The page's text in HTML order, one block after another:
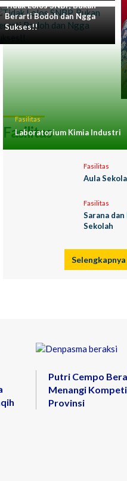
Tidak Lolos SNBP, Bukan
Berarti Bodoh dan Ngga
Sukses!!
Fasilitas
Fasilitas
Laboratorium Kimia Industri
Fasilitas
Aula
Fasilitas
Sarana
Sekolah
Selengkapnya
Putri Cempo
Menangi
Provinsi